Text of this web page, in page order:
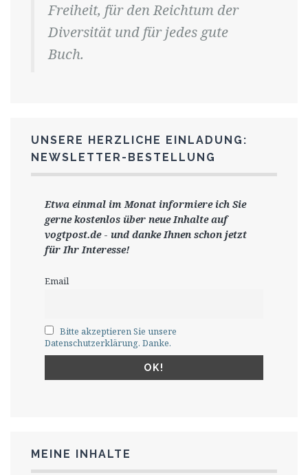
Freiheit, für den Reichtum der
Diversität und für jedes gute
Buch.
UNSERE HERZLICHE EINLADUNG:
NEWSLETTER-BESTELLUNG
Etwa einmal im Monat informiere ich Sie
gernekostenlos über neue Inhalte auf
vogtpost.de- und danke Ihnen schon jetzt
für Ihr Interesse!
Email
Bitte akzeptieren Sie unsere
Datenschutzerklärung. Danke.
MEINE INHALTE